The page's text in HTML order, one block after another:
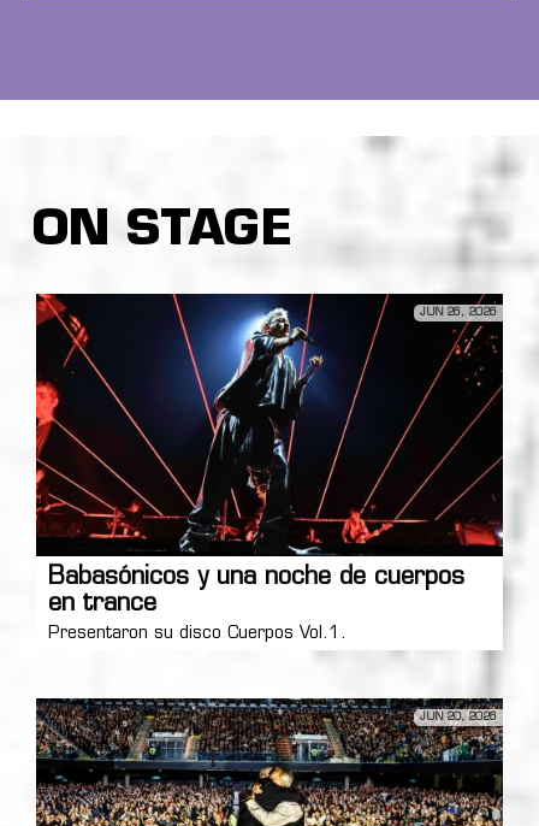
ON STAGE
JUN 26, 2026
Babasónicos y una noche de cuerpos
en trance
Presentaron su disco Cuerpos Vol.1.
JUN 20, 2026